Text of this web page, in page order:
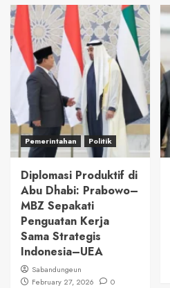
Pemerintahan Politik
Diplomasi Produktif di
Abu Dhabi: Prabowo–
MBZ Sepakati
Penguatan Kerja
Sama Strategis
Indonesia–UEA
Sabandungeun
February 27, 2026
0